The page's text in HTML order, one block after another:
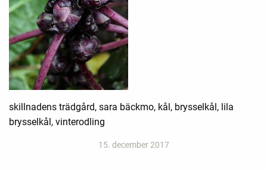
skillnadens trädgård, sara bäckmo, kål, brysselkål, lila
brysselkål, vinterodling
15. december 2017